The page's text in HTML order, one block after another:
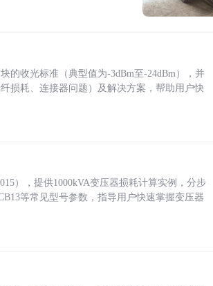
的收光标准（典型值为-3dBm至-24dBm），并
损耗、连接器问题）及解决方案，帮助用户快
），提供1000kVA变压器损耗计算实例，分步
等常见型号参数，指导用户快速掌握变压器